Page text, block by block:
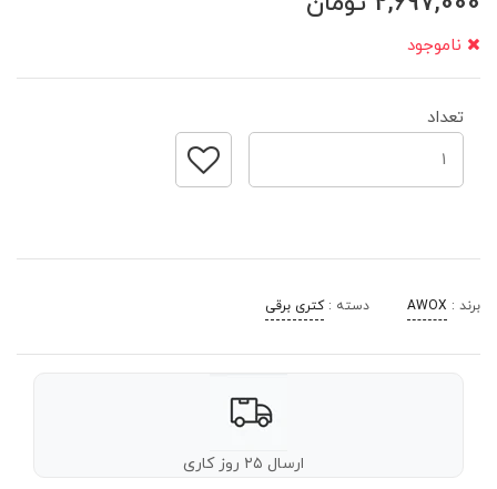
ناموجود
تعداد
برند : AWOX دسته :کتری برقی
ارسال ۲۵ روز کاری